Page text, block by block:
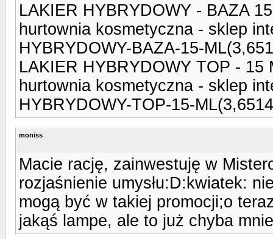
LAKIER HYBRYDOWY - BAZA
hurtownia kosmetyczna - sklep
HYBRYDOWY-BAZA-15-
LAKIER HYBRYDOWY TOP - 15
hurtownia kosmetyczna - sklep
HYBRYDOWY-TOP-15-
moniss
Macie rację, zainwestuję w
rozjaśnienie umysłu:D:kwiatek:
mogą być w takiej promocji;o
jakąś lampe, ale to już chyba